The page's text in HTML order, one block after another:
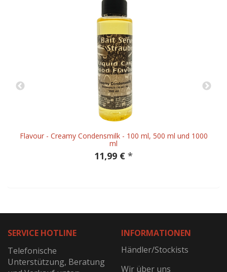
Flavour - Creamy Condensmilk - 100 ml, 500 ml und 1000
ml
11,99 € *
SERVICE HOTLINE
Telefonische
Unterstützung, Beratung
INFORMATIONEN
Händler/Stockists
Wir über uns